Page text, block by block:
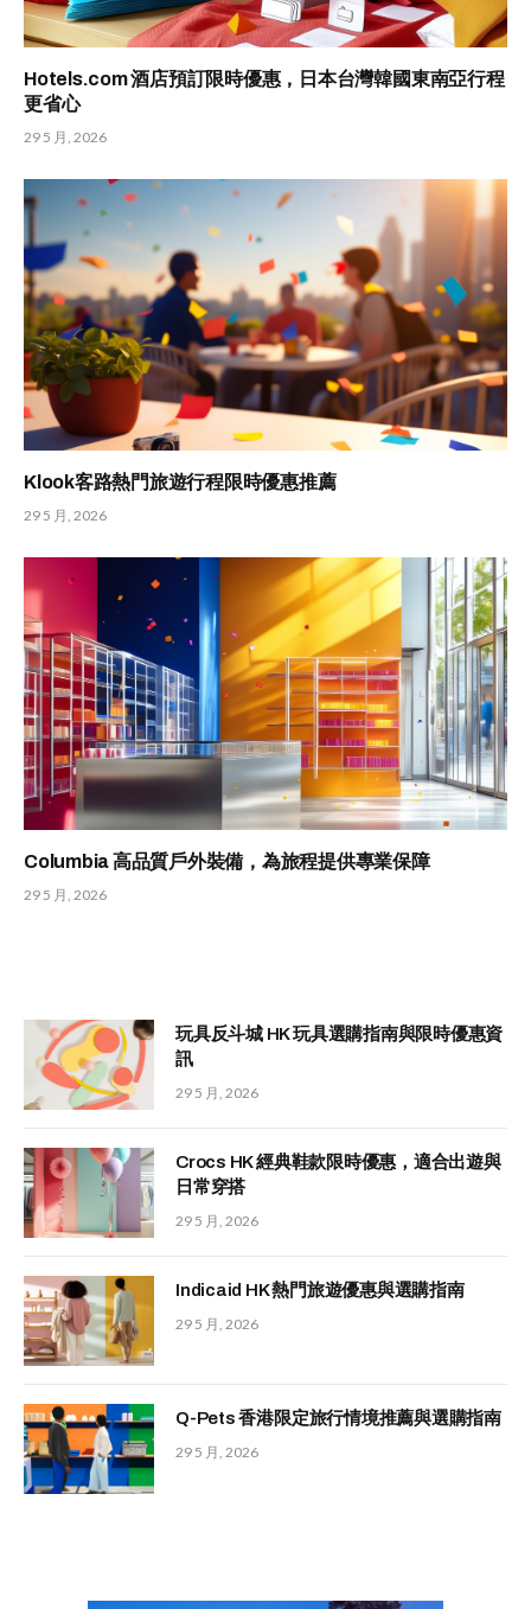
Hotels.com 酒店預訂限時優惠，日本台灣韓國東南亞行程
更省心
29 5 月, 2026
Klook客路熱門旅遊行程限時優惠推薦
29 5 月, 2026
Columbia 高品質戶外裝備，為旅程提供專業保障
29 5 月, 2026
玩具反斗城 HK 玩具選購指南與限時優惠資
訊
29 5 月, 2026
Crocs HK 經典鞋款限時優惠，適合出遊與
日常穿搭
29 5 月, 2026
Indicaid HK 熱門旅遊優惠與選購指南
29 5 月, 2026
Q-Pets 香港限定旅行情境推薦與選購指南
29 5 月, 2026